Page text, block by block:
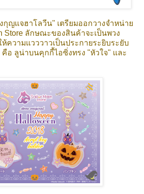
จฮาโลวีน" เตรียมออกวางจำหน่าย
Store ลักษณะของสินค้าจะเป็นพวง
ความแวววาวเป็นประกายระยิบระยับ
อ ลูน่าบนคุกกี้ไอซิ่งทรง "หัวใจ" และ